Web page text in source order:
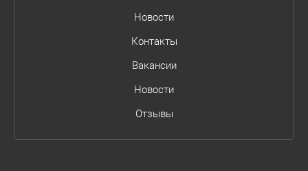
Новости
Контакты
Вакансии
Новости
Отзывы